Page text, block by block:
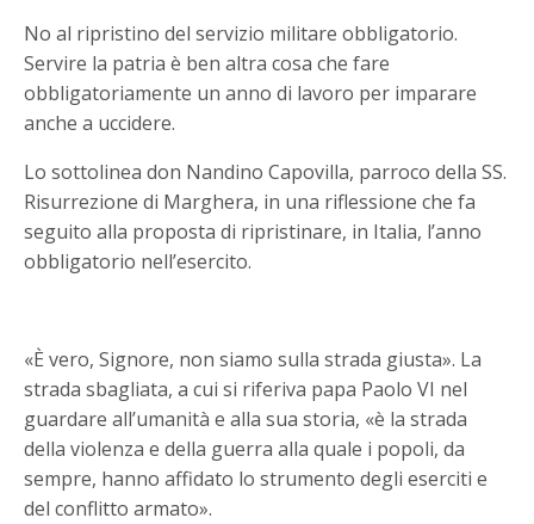
No al ripristino del servizio militare obbligatorio.
Servire la patria è ben altra cosa che fare
obbligatoriamente un anno di lavoro per imparare
anche a uccidere.
Lo sottolinea don Nandino Capovilla, parroco della SS.
Risurrezione di Marghera, in una riflessione che fa
seguito alla proposta di ripristinare, in Italia, l’anno
obbligatorio nell’esercito.
«È vero, Signore, non siamo sulla strada giusta». La
strada sbagliata, a cui si riferiva papa Paolo VI nel
guardare all’umanità e alla sua storia, «è la strada
della violenza e della guerra alla quale i popoli, da
sempre, hanno affidato lo strumento degli eserciti e
del conflitto armato».